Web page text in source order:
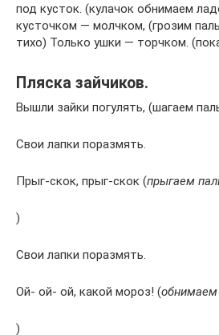
под кусток. (кулачок обнимаем
кусточком — молчком, (грозим
тихо) Только ушки — торчком.
Пляска зайчиков.
Вышли зайки погулять, (шагаем
Свои лапки поразмять.
Прыг-скок, прыг-скок (прыгаем
)
Свои лапки поразмять.
Ой- ой- ой, какой мороз! (обнимаем
)